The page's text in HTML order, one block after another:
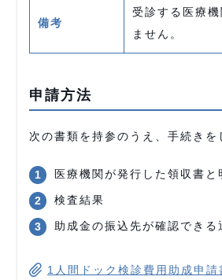
備考
受診する医療
ません。
申請方法
次の書類を持参のうえ、手続きを
医療機関が発行した領収書と
検査結果
助成金の振込先が確認できる
1人間ドック検診費用助成申